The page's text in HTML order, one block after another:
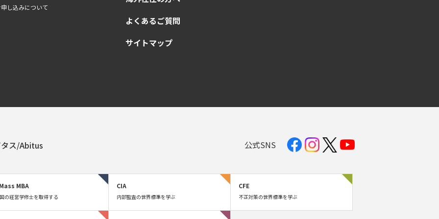
し込みについて
よくあるご質問
サイトマップ
ス/Abitus 公式SNS
MBA
の経営学修士を取得する
CIA
内部監査の世界標準を学ぶ
CFE
不正対策の世界標準を学ぶ